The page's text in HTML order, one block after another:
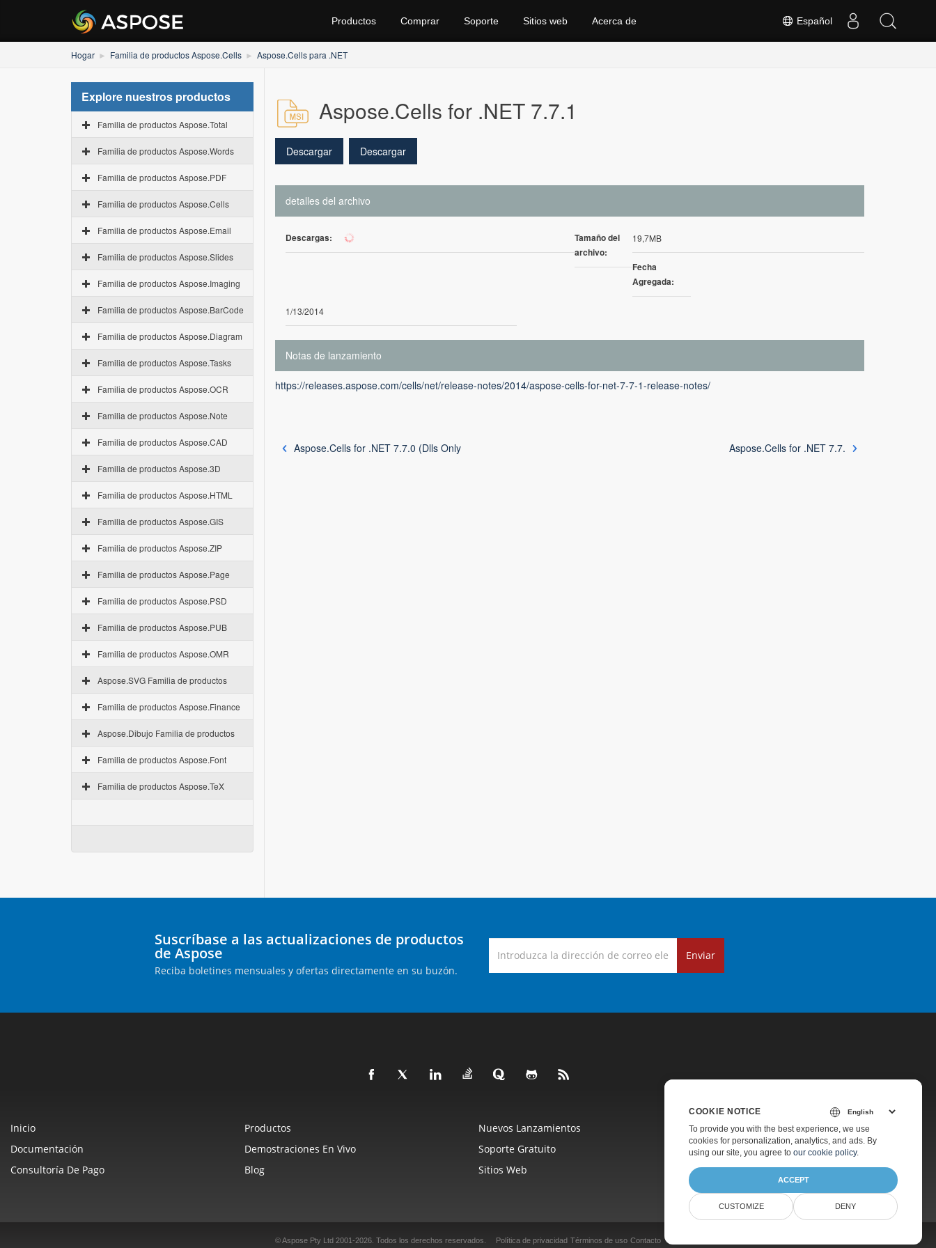
Español
Productos Comprar Soporte Sitios web Acerca de
Hogar Familia de productos Aspose.Cells Aspose.Cells para .NET
Explore nuestros productos
Familia de productos Aspose.Total
Familia de productos Aspose.Words
Familia de productos Aspose.PDF
Familia de productos Aspose.Cells
Familia de productos Aspose.Email
Familia de productos Aspose.Slides
Familia de productos Aspose.Imaging
Familia de productos Aspose.BarCode
Familia de productos Aspose.Diagram
Familia de productos Aspose.Tasks
Familia de productos Aspose.OCR
Familia de productos Aspose.Note
Familia de productos Aspose.CAD
Familia de productos Aspose.3D
Familia de productos Aspose.HTML
Familia de productos Aspose.GIS
Familia de productos Aspose.ZIP
Familia de productos Aspose.Page
Familia de productos Aspose.PSD
Familia de productos Aspose.PUB
Familia de productos Aspose.OMR
Aspose.SVG Familia de productos
Familia de productos Aspose.Finance
Aspose.Dibujo Familia de productos
Familia de productos Aspose.Font
Familia de productos Aspose.TeX
Aspose.Cells for .NET 7.7.1
Descargar Descargar
detalles del archivo
Descargas: 1063
Tamaño del
archivo:
19,7MB
Fecha
Agregada:
1/13/2014
Notas de lanzamiento
https://releases.aspose.com/cells/net/release-notes/2014/aspose-cells-for-net-7-7-1-release-notes/
Aspose.Cells for .NET 7.7.0 (Dlls Only Aspose.Cells for .NET 7.7.
Suscríbase a las actualizaciones de productos
de Aspose
Reciba boletines mensuales y ofertas directamente en su buzón.
Enviar
Inicio Productos Nuevos Lanzamientos
Precios
Documentación
Demostraciones En Vivo Soporte Gratuito
Soporte De Pago
Consultoría De Pago
Blog Sitios Web Acerca De
© Aspose Pty Ltd 2001-2026. Todos los derechos reservados. Política de privacidad Términos de uso Contacto
COOKIE NOTICE
To provide you with the best experience, we use
cookies for personalization, analytics, and ads. By
using our site, you agree to our cookie policy.
ACCEPT
CUSTOMIZE DENY